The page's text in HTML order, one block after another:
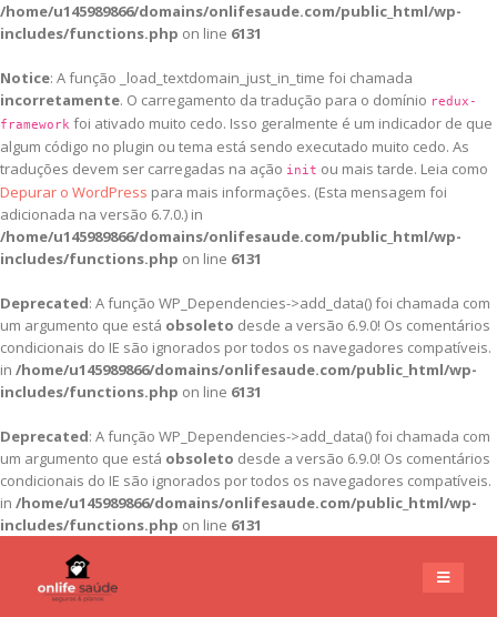
/home/u145989866/domains/onlifesaude.com/public_html/wp-
includes/functions.php on line 6131
Notice: A função _load_textdomain_just_in_time foi chamada
incorretamente. O carregamento da tradução para o domínio redux-
framework foi ativado muito cedo. Isso geralmente é um indicador de que
algum código no plugin ou tema está sendo executado muito cedo. As
traduções devem ser carregadas na ação init ou mais tarde. Leia como
Depurar o WordPress para mais informações. (Esta mensagem foi
adicionada na versão 6.7.0.) in
/home/u145989866/domains/onlifesaude.com/public_html/wp-
includes/functions.php on line 6131
Deprecated: A função WP_Dependencies->add_data() foi chamada com
um argumento que está obsoleto desde a versão 6.9.0! Os comentários
condicionais do IE são ignorados por todos os navegadores compatíveis.
in /home/u145989866/domains/onlifesaude.com/public_html/wp-
includes/functions.php on line 6131
Deprecated: A função WP_Dependencies->add_data() foi chamada com
um argumento que está obsoleto desde a versão 6.9.0! Os comentários
condicionais do IE são ignorados por todos os navegadores compatíveis.
in /home/u145989866/domains/onlifesaude.com/public_html/wp-
includes/functions.php on line 6131